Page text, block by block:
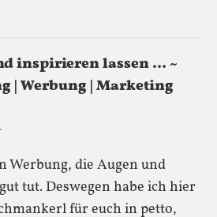
inspirieren lassen … ~
| Werbung | Marketing
Werbung, die Augen und
tut. Deswegen habe ich hier
für euch in petto,